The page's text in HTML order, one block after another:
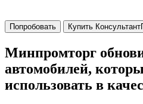
Попробовать Купить
Минпромторг
автомобилей,
использовать в